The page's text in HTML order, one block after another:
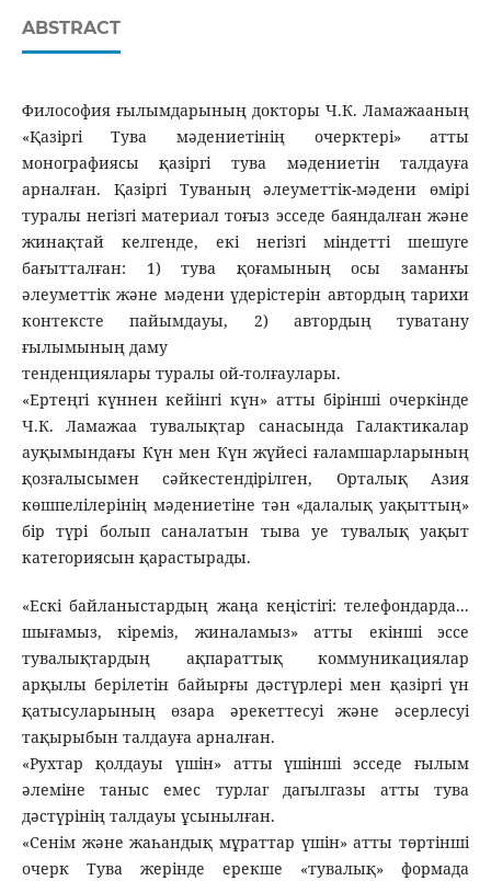
ABSTRACT
Философия ғылымдарының докторы Ч.К. Ламажааның
«Қазіргі Тува мәдениетінің очерктері» атты
монографиясы қазіргі тува мәдениетін талдауға
арналған. Қазіргі Туваның әлеуметтік-мәдени өмірі
туралы негізгі материал тоғыз эсседе баяндалған және
жинақтай келгенде, екі негізгі міндетті шешуге
бағытталған: 1) тува қоғамының осы заманғы
әлеуметтік және мәдени үдерістерін автордың тарихи
контексте пайымдауы, 2) автордың туватану
ғылымының даму
тенденциялары туралы ой-толғаулары.
«Ертеңгі күннен кейінгі күн» атты бірінші очеркінде
Ч.К. Ламажаа тувалықтар санасында Галактикалар
ауқымындағы Күн мен Күн жүйесі ғаламшарларының
қозғалысымен сәйкестендірілген, Орталық Азия
көшпелілерінің мәдениетіне тән «далалық уақыттың»
бір түрі болып саналатын тыва уе тувалық уақыт
категориясын қарастырады.
«Ескі байланыстардың жаңа кеңістігі: телефондарда...
шығамыз, кіреміз, жиналамыз» атты екінші эссе
тувалықтардың ақпараттық коммуникациялар
арқылы берілетін байырғы дәстүрлері мен қазіргі үн
қатысуларының өзара әрекеттесуі және әсерлесуі
тақырыбын талдауға арналған.
«Рухтар қолдауы үшін» атты үшінші эсседе ғылым
әлеміне таныс емес турлаг дагылгазы атты тува
дәстүрінің талдауы ұсынылған.
«Сенім және жаһандық мұраттар үшін» атты төртінші
очерк Тува жерінде ерекше «тувалық» формада